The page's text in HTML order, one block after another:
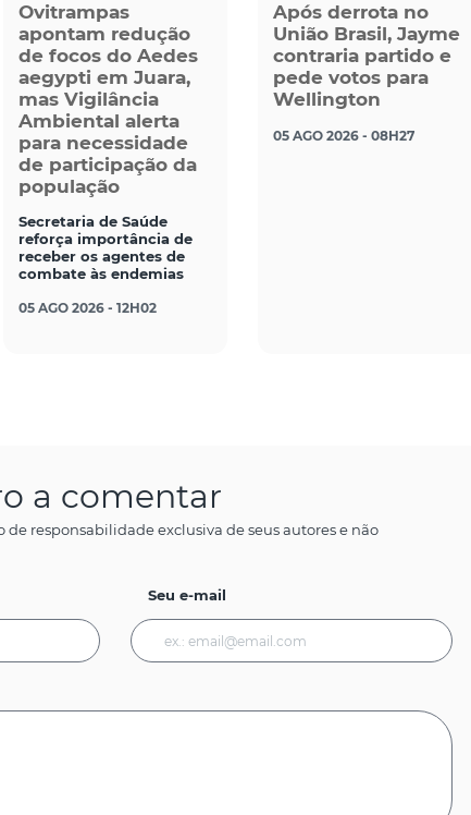
Ovitrampas
apontam redução
de focos do Aedes
aegypti em Juara,
mas Vigilância
Ambiental alerta
para necessidade
de participação da
população
Secretaria de Saúde
reforça importância de
receber os agentes de
combate às endemias
05 AGO 2026 - 12H02
Após derrota no
União Brasil, Jayme
contraria partido e
pede votos para
Wellington
05 AGO 2026 - 08H27
a comentar
de responsabilidade exclusiva de seus autores e não
Seu e-mail